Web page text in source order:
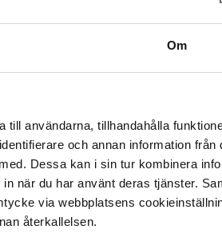
Om
till användarna, tillhandahålla
och annan information från
Dessa kan i sin tur kombinera
när du har använt deras tjänster.
via webbplatsens
återkallelsen.
slut online. Varan kan finnas i
när varan finns i lager
postadress
accepterar villkoren